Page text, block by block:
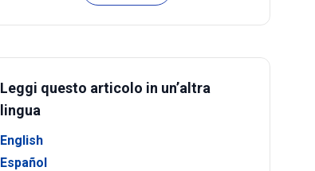
Leggi questo articolo in un’altra
lingua
English
Español